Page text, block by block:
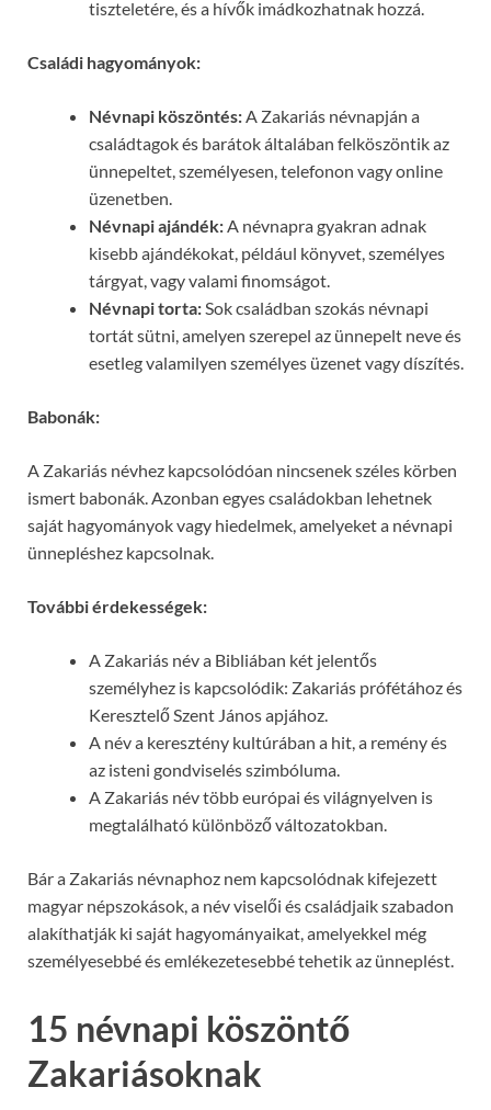
tiszteletére, és a hívők imádkozhatnak hozzá.
Családi hagyományok:
Névnapi köszöntés:A Zakariás névnapján a
családtagok és barátok általában felköszöntik az
ünnepeltet, személyesen, telefonon vagy online
üzenetben.
Névnapi ajándék:A névnapra gyakran adnak
kisebb ajándékokat, például könyvet, személyes
tárgyat, vagy valami finomságot.
Névnapi torta:Sok családban szokás névnapi
tortát sütni, amelyen szerepel az ünnepelt neve és
esetleg valamilyen személyes üzenet vagy díszítés.
Babonák:
A Zakariás névhez kapcsolódóan nincsenek széles körben
ismert babonák. Azonban egyes családokban lehetnek
saját hagyományok vagy hiedelmek, amelyeket a névnapi
ünnepléshez kapcsolnak.
További érdekességek:
A Zakariás név a Bibliában két jelentős
személyhez is kapcsolódik: Zakariás prófétához és
Keresztelő Szent János apjához.
A név a keresztény kultúrában a hit, a remény és
az isteni gondviselés szimbóluma.
A Zakariás név több európai és világnyelven is
megtalálható különböző változatokban.
Bár a Zakariás névnaphoz nem kapcsolódnak kifejezett
magyar népszokások, a név viselői és családjaik szabadon
alakíthatják ki saját hagyományaikat, amelyekkel még
személyesebbé és emlékezetesebbé tehetik az ünneplést.
15 névnapi köszöntő
Zakariásoknak